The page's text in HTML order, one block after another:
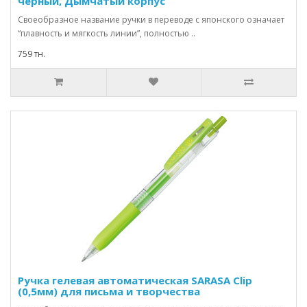
Своеобразное название ручки в переводе с японского означает
“плавность и мягкость линии”, полностью ..
759 тн.
Ручка гелевая автоматическая SARASA Clip
(0,5мм) для письма и творчества